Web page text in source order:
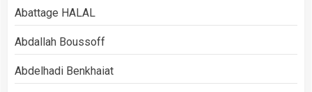
Abattage HALAL
Abdallah Boussoff
Abdelhadi Benkhaiat